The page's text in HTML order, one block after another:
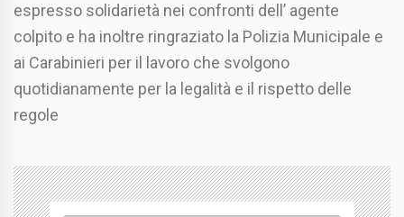
espresso solidarietà nei confronti dell’ agente
colpito e ha inoltre ringraziato la Polizia Municipale e
ai Carabinieri per il lavoro che svolgono
quotidianamente per la legalità e il rispetto delle
regole